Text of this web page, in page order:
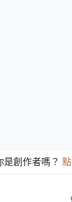
是創作者嗎？